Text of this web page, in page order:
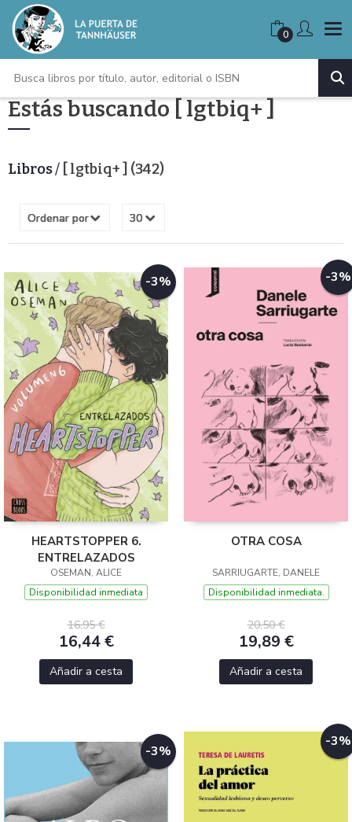
0
Estás buscando [ lgtbiq+ ]
Libros/ [ lgtbiq+ ] (342)
-3%
HEARTSTOPPER 6.
ENTRELAZADOS
OSEMAN, ALICE
Disponibilidad inmediata
16,95 €
16,44 €
Añadir a cesta
-3%
OTRA COSA
SARRIUGARTE, DANELE
Disponibilidad inmediata.
20,50 €
19,89 €
Añadir a cesta
-3%
-3%